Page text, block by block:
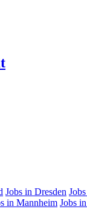
Jobs in Dresden
in Mannheim Jobs